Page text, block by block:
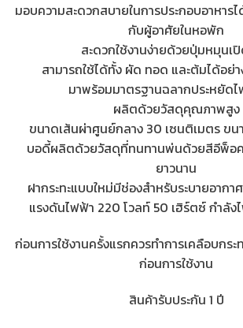
มอบความสะดวกสบายในการประกอบอาหาร
กับผู้อาศัยในหอพัก
สะดวกใช้งานง่ายด้วยปุ่มหมุนเ
สามารถใช้ได้ทั้ง ผัด ทอด และต้มได้อย่
มาพร้อมมาตรฐานฉลากประหยัดไ
ผลิตด้วยวัสดุคุณภาพสูง
ขนาดเส้นผ่าศูนย์กลาง 30 เซนติเมตร ข
บอดี้ผลิตด้วยวัสดุที่ทนทานพ่นด้วยสีอีพ็อค
ยาวนาน
ฝากระทะแบบใหม่มีช่องสำหรับระบายอากา
แรงดันไฟฟ้า 220 โวลท์ 50 เฮิร์ตซ์ กำลั
ก่อนการใช้งานครั้งแรกควรทำการเคลือบกระ
ก่อนการใช้งาน
สินค้ารับประกัน 1 ปี